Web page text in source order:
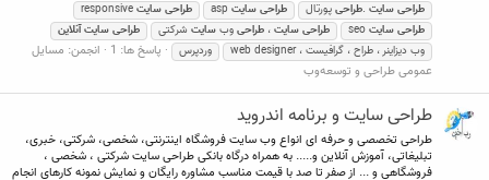
طراحی سایت .طراحی پورتال طراحی سایت طراحی سایت
طراحی سایت طراحی سایت ، طراحی وب سایت شرکتی طراحی سایت آنلاین
وب دیزاینر ، طراح ، گرافیست ، web designer
وردپرس پاسخ ها: 1 انجمن: مسایل
عمومی طراحی و توسعه‌وب
طراحی سایت و برنامه اندروید
طراحی تخصصی و حرفه ای انواع وب سایت فروشگاه اینترنتی، شخصی، شرکتی، خبری،
تبلیغاتی، آموزش آنلاین و..... به همراه درگاه بانکی طراحی سایت شرکتی ، شخصی ،
فروشگاهی و ... از صفر تا صد با قیمت مناسب مشاوره رایگان و نمایش نمونه کارهای انجام